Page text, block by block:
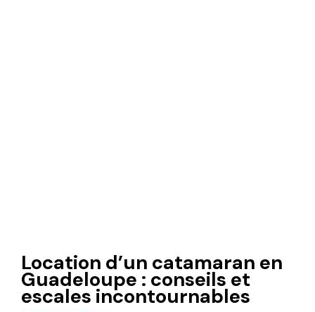
Location d’un catamaran en
Guadeloupe : conseils et
escales incontournables